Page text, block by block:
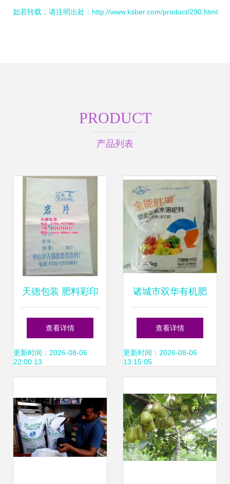
如若转载，请注明出处：http://www.ksber.com/product/290.html
PRODUCT
产品列表
天德包装 肥料彩印
编织袋高清图片与
新型肥料增效剂的
查看详情
更新时间：2026-08-06
22:00:13
诸城市双华有机肥
料厂 深耕绿色农
业，提供多元化优
查看详情
更新时间：2026-08-06
13:15:05